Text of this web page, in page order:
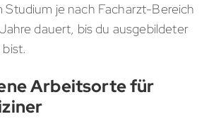
Studium je nach Facharzt-Bereich
dauert, bis du ausgebildeter
Arbeitsorte für